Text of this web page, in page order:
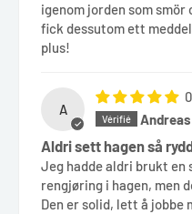
igenom jorden som
fick dessutom ett
plus!
A
Andreas
Aldri sett hagen så
Jeg hadde aldri brukt en
rengjøring i hagen, men
Den er solid, lett å jobbe